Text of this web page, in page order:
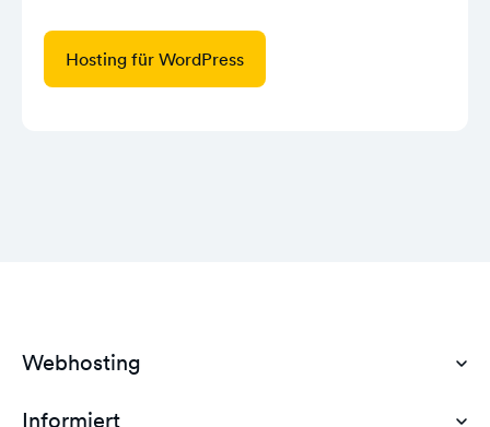
Hosting für WordPress
Webhosting
Domain Hosting
Informiert